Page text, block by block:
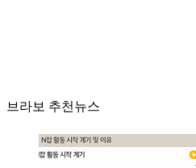
브라보 추천뉴스